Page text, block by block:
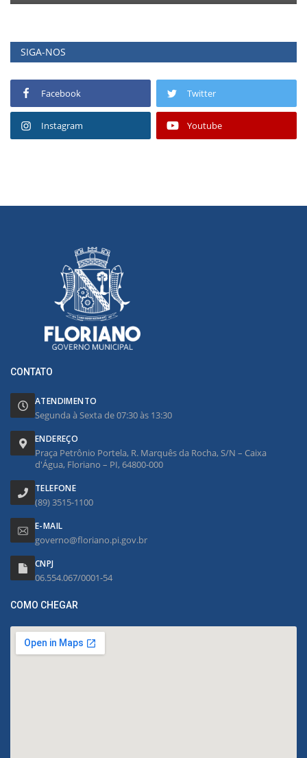
SIGA-NOS
Facebook Twitter
Instagram Youtube
CONTATO
ATENDIMENTO
Segunda à Sexta de 07:30 às 13:30
ENDEREÇO
Praça Petrônio Portela, R. Marquês da Rocha, S/N – Caixa
d'Água, Floriano – PI, 64800-000
TELEFONE
(89) 3515-1100
E-MAIL
governo@floriano.pi.gov.br
CNPJ
06.554.067/0001-54
COMO CHEGAR